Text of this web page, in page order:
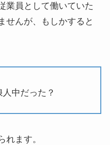
業員として働いていた
せんが、もしかすると
中だった？
れます。